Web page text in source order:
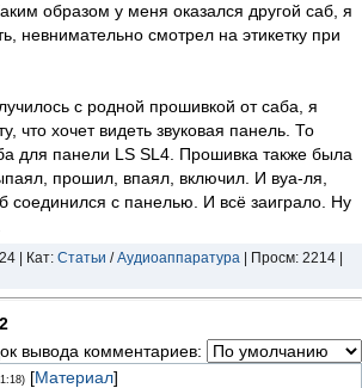
образом у меня оказался другой саб, я
невнимательно смотрел на этикетку при
с родной прошивкой от саба, я
что хочет видеть звуковая панель. То
для панели LS SL4. Прошивка также была
прошил, впаял, включил. И вуа-ля,
соединился с панелью. И всё заиграло. Ну
| Кат: Статьи /Аудиоаппаратура | Просм: 2214 |
2
вывода комментариев:
[Материал]